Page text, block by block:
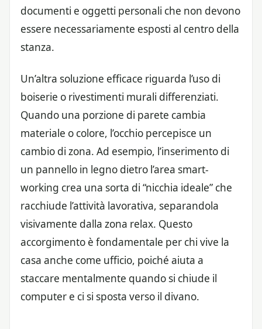
documenti e oggetti personali che non devono
essere necessariamente esposti al centro della
stanza.
Un’altra soluzione efficace riguarda l’uso di
boiserie o rivestimenti murali differenziati.
Quando una porzione di parete cambia
materiale o colore, l’occhio percepisce un
cambio di zona. Ad esempio, l’inserimento di
un pannello in legno dietro l’area smart-
working crea una sorta di “nicchia ideale” che
racchiude l’attività lavorativa, separandola
visivamente dalla zona relax. Questo
accorgimento è fondamentale per chi vive la
casa anche come ufficio, poiché aiuta a
staccare mentalmente quando si chiude il
computer e ci si sposta verso il divano.